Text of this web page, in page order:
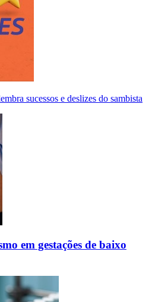
sucessos e deslizes do sambista
em gestações de baixo